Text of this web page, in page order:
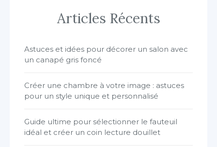
Articles Récents
Astuces et idées pour décorer un salon avec
un canapé gris foncé
Créer une chambre à votre image : astuces
pour un style unique et personnalisé
Guide ultime pour sélectionner le fauteuil
idéal et créer un coin lecture douillet